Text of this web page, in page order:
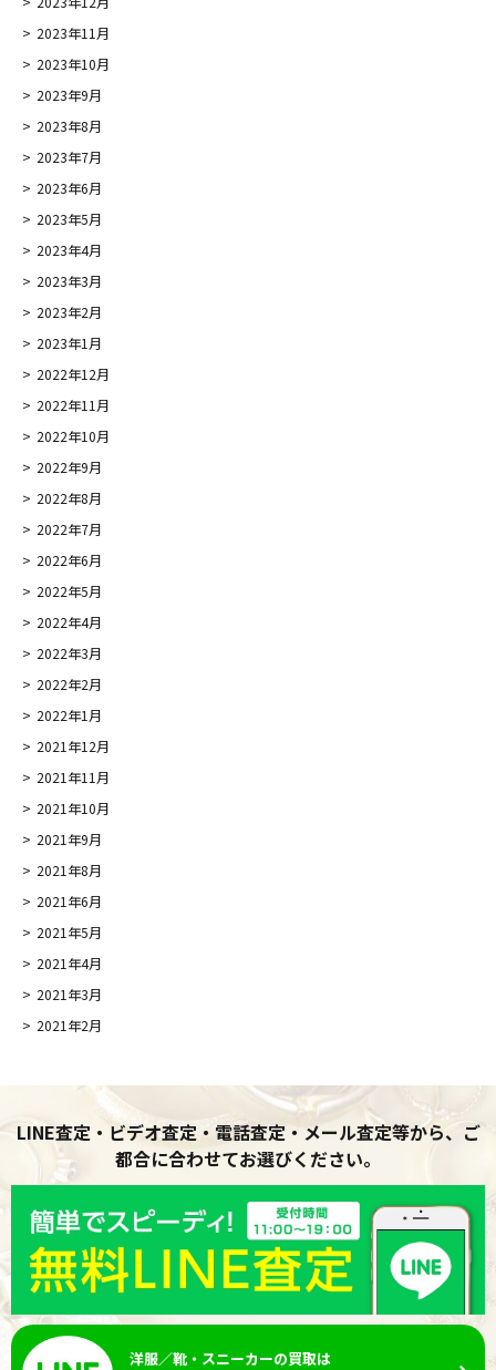
2023年11月
2023年10月
2023年9月
2023年8月
2023年7月
2023年6月
2023年5月
2023年4月
2023年3月
2023年2月
2023年1月
2022年12月
2022年11月
2022年10月
2022年9月
2022年8月
2022年7月
2022年6月
2022年5月
2022年4月
2022年3月
2022年2月
2022年1月
2021年12月
2021年11月
2021年10月
2021年9月
2021年8月
2021年6月
2021年5月
2021年4月
2021年3月
2021年2月
LINE査定・ビデオ査定・電話査定・メール査定等から、ご
都合に合わせてお選びください。
洋服／靴・スニーカーの買取は